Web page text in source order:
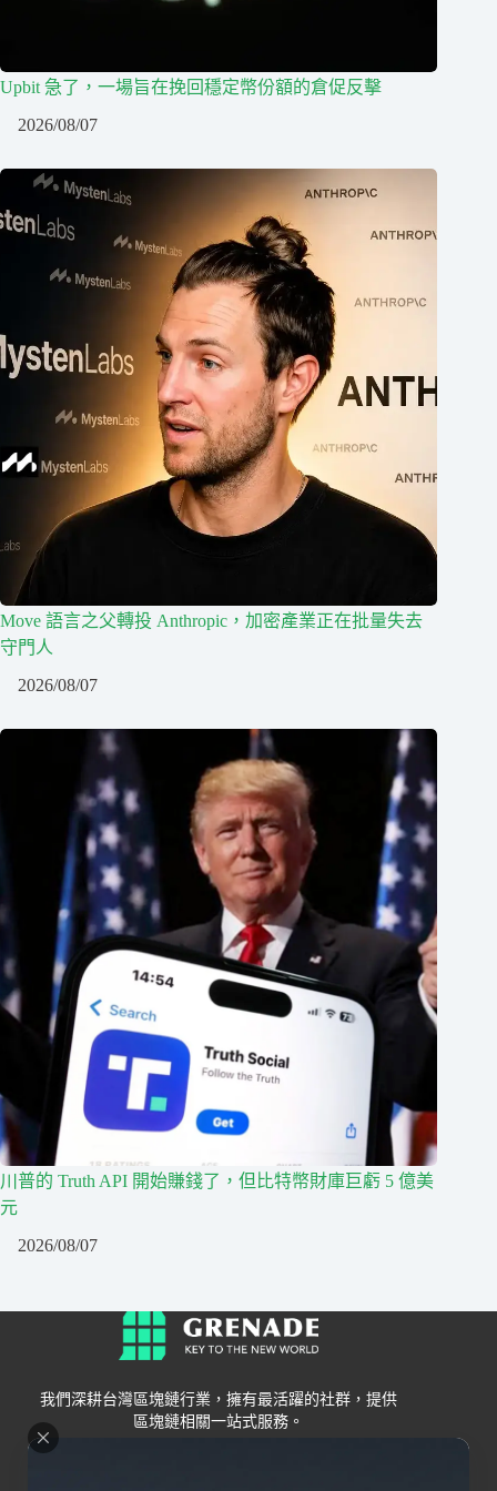
Upbit 急了，一場旨在挽回穩定幣份額的倉促反擊
2026/08/07
Move 語言之父轉投 Anthropic，加密產業正在批量失去
守門人
2026/08/07
川普的 Truth API 開始賺錢了，但比特幣財庫巨虧 5 億美
元
2026/08/07
我們深耕台灣區塊鏈行業，擁有最活躍的社群，提供
區塊鏈相關一站式服務。